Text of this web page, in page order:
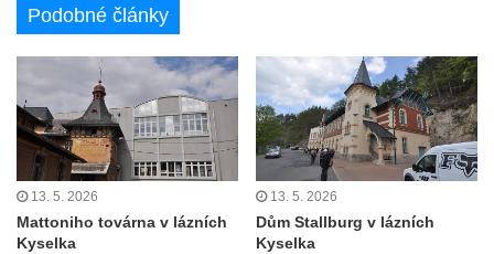
Podobné články
13. 5. 2026
Mattoniho továrna v lázních
Kyselka
13. 5. 2026
Dům Stallburg v lázních
Kyselka